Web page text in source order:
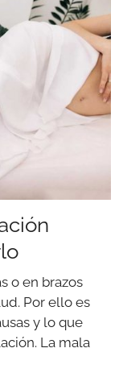
o en brazos
Por ello es
y lo que
La mala